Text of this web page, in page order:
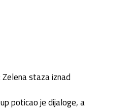
staza iznad
poticao je dijaloge, a